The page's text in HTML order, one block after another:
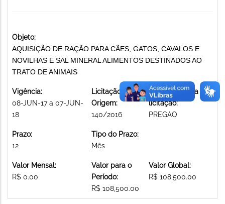
Objeto:
AQUISIÇÃO DE RAÇÃO PARA CÃES, GATOS, CAVALOS E
NOVILHAS E SAL MINERAL ALIMENTOS DESTINADOS AO
TRATO DE ANIMAIS
Vigência:
08-JUN-17 a 07-JUN-
18
Licitação de
Origem:
140/2016
Modalidade da
licitação:
PREGAO
Prazo:
12
Tipo do Prazo:
Mês
Valor Mensal:
R$ 0.00
Valor para o
Período:
R$ 108,500.00
Valor Global:
R$ 108,500.00